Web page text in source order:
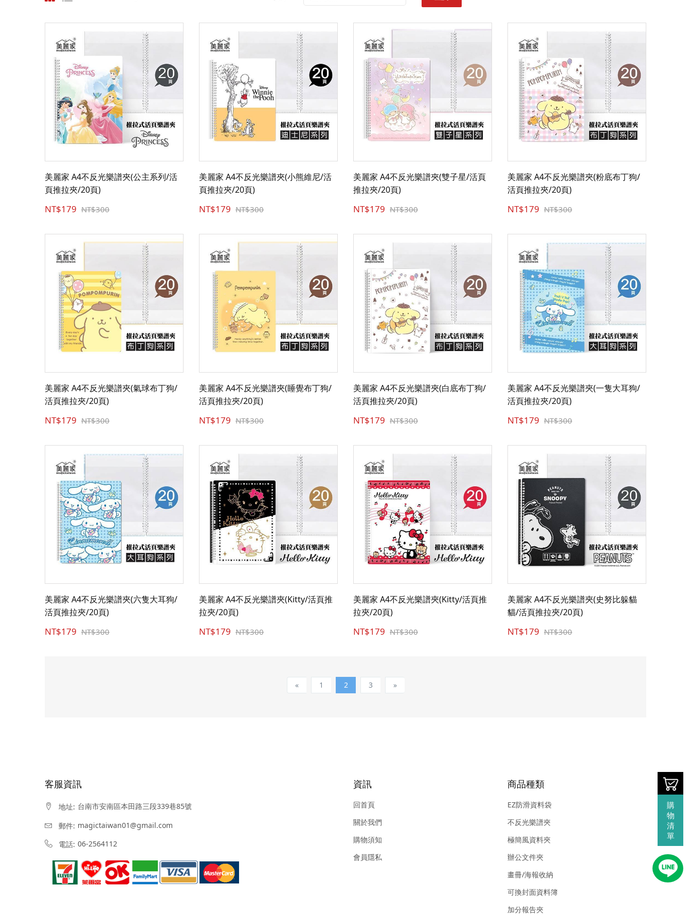
美麗家 A4不反光樂譜夾(公主系列/活
頁推拉夾/20頁)
NT$179 NT$300
美麗家 A4不反光樂譜夾(小熊維尼/活
頁推拉夾/20頁)
NT$179 NT$300
美麗家 A4不反光樂譜夾(雙子星/活頁
推拉夾/20頁)
NT$179 NT$300
美麗家 A4不反光樂譜夾(粉底布丁狗/
活頁推拉夾/20頁)
NT$179 NT$300
美麗家 A4不反光樂譜夾(氣球布丁狗/
活頁推拉夾/20頁)
NT$179 NT$300
美麗家 A4不反光樂譜夾(睡覺布丁狗/
活頁推拉夾/20頁)
NT$179 NT$300
美麗家 A4不反光樂譜夾(白底布丁狗/
活頁推拉夾/20頁)
NT$179 NT$300
美麗家 A4不反光樂譜夾(一隻大耳狗/
活頁推拉夾/20頁)
NT$179 NT$300
美麗家 A4不反光樂譜夾(六隻大耳狗/
活頁推拉夾/20頁)
NT$179 NT$300
美麗家 A4不反光樂譜夾(Kitty/活頁推
拉夾/20頁)
NT$179 NT$300
美麗家 A4不反光樂譜夾(Kitty/活頁推
拉夾/20頁)
NT$179 NT$300
美麗家 A4不反光樂譜夾(史努比躲貓
貓/活頁推拉夾/20頁)
NT$179 NT$300
« 1 2 3 »
客服資訊
地址: 台南市安南區本田路三段339巷85號
郵件: magictaiwan01@gmail.com
電話: 06-2564112
資訊
回首頁
關於我們
購物須知
會員隱私
商品種類
EZ防滑資料袋
不反光樂譜夾
極簡風資料夾
辦公文件夾
畫冊/海報收納
可換封面資料簿
加分報告夾
購
物
清
單